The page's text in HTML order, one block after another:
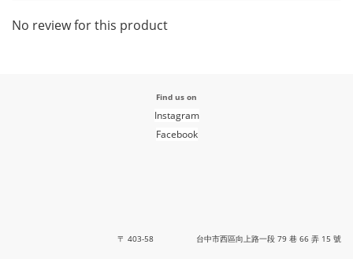
No review for this product
Find us on
Instagram
Facebook
〒 403-58 台中市西區向上路一段 79 巷 66 弄 15 號